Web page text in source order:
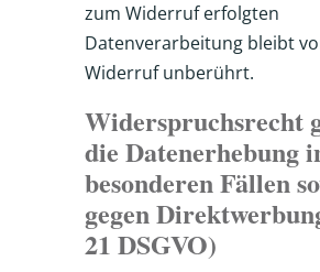
zum Widerruf erfolgten
Datenverarbeitung bleibt
Widerruf unberührt.
Widerspruchsrecht
die Datenerhebung
besonderen Fällen
gegen
21 DSGVO)